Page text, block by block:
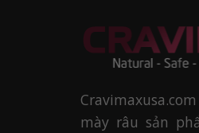
mày râu sản